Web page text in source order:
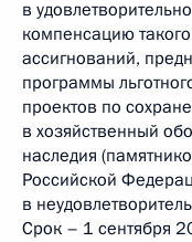
в
компенсацию
ассигнований,
программы
проектов по
в хозяйственный
наследия
Российской
в
Срок – 1 сентября